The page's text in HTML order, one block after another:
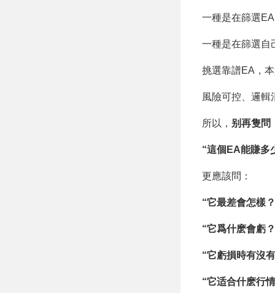
一種是在篩選
一種是在篩選自
挑選靠譜EA，
風險可控、邏輯
所以， 别再隻問
“這個EA能賺多
更應該問：
“它最差會怎樣
“它爲什麽會虧
“它虧損時有沒
“它适合什麽行